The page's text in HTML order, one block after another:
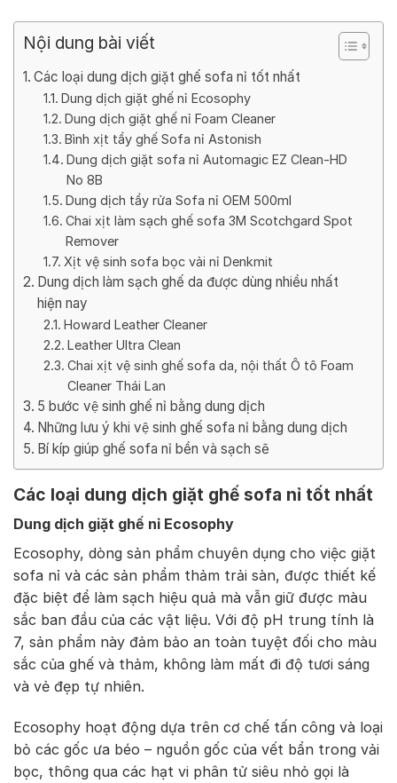
Nội dung bài viết
Các loại dung dịch giặt ghế sofa nỉ tốt nhất
Dung dịch giặt ghế nỉ Ecosophy
Dung dịch giặt ghế nỉ Foam Cleaner
Bình xịt tẩy ghế Sofa nỉ Astonish
Dung dịch giặt sofa nỉ Automagic EZ Clean-HD
No 8B
Dung dịch tẩy rửa Sofa nỉ OEM 500ml
Chai xịt làm sạch ghế sofa 3M Scotchgard Spot
Remover
Xịt vệ sinh sofa bọc vải nỉ Denkmit
Dung dịch làm sạch ghế da được dùng nhiều nhất
hiện nay
Howard Leather Cleaner
Leather Ultra Clean
Chai xịt vệ sinh ghế sofa da, nội thất Ô tô Foam
Cleaner Thái Lan
5 bước vệ sinh ghế nỉ bằng dung dịch
Những lưu ý khi vệ sinh ghế sofa nỉ bằng dung dịch
Bí kíp giúp ghế sofa nỉ bền và sạch sẽ
Các loại dung dịch giặt ghế sofa nỉ tốt nhất
Dung dịch giặt ghế nỉ Ecosophy
Ecosophy, dòng sản phẩm chuyên dụng cho việc giặt
sofa nỉ và các sản phẩm thảm trải sàn, được thiết kế
đặc biệt để làm sạch hiệu quả mà vẫn giữ được màu
sắc ban đầu của các vật liệu. Với độ pH trung tính là
7, sản phẩm này đảm bảo an toàn tuyệt đối cho màu
sắc của ghế và thảm, không làm mất đi độ tươi sáng
và vẻ đẹp tự nhiên.
Ecosophy hoạt động dựa trên cơ chế tấn công và loại
bỏ các gốc ưa béo – nguồn gốc của vết bẩn trong vải
bọc, thông qua các hạt vi phân tử siêu nhỏ gọi là